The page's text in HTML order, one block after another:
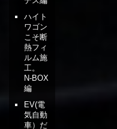
ハイト
ワゴン
こそ断
熱フィ
ルム施
工。
N-BOX
編
EV(電
気自動
車）だ